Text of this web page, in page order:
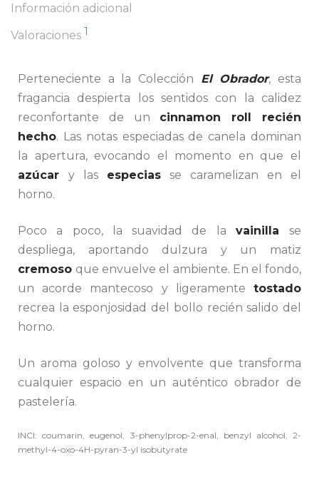
Información adicional
Valoraciones 1
Perteneciente a la Colección El Obrador, esta
fragancia despierta los sentidos con la calidez
reconfortante de un cinnamon roll recién
hecho. Las notas especiadas de canela dominan
la apertura, evocando el momento en que el
azúcar y las especiasse caramelizan en el
horno.
Poco a poco, la suavidad de la vainilla se
despliega, aportando dulzura y un matiz
cremoso que envuelve el ambiente. En el fondo,
un acorde mantecoso y ligeramente tostado
recrea la esponjosidad del bollo recién salido del
horno.
Un aroma goloso y envolvente que transforma
cualquier espacio en un auténtico obrador de
pastelería.
INCI: coumarin, eugenol, 3-phenylprop-2-enal, benzyl alcohol, 2-
methyl-4-oxo-4H-pyran-3-yl isobutyrate